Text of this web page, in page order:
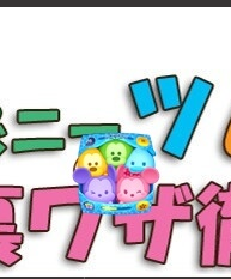
ムツム攻略・
ツムツム攻略サイト！新
とともに、ビンゴ・キャラ
す。